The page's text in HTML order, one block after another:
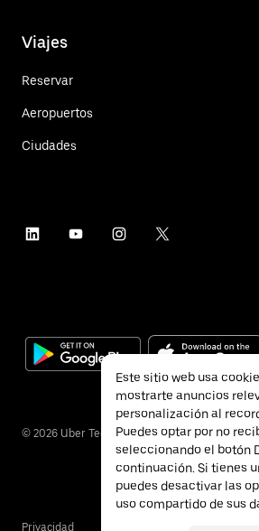
Viajes
Reservar
Aeropuertos
Ciudades
© 2026 Uber Technologies Inc.
Privacidad
Este sitio web usa
mostrarte anuncios
personalización al
Puedes optar por no
seleccionando el botón
continuación. Si tienes
puedes desactivar las
uso compartido de sus